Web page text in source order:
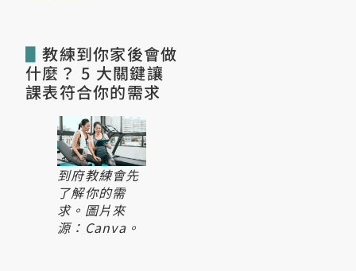
▋教練到你家後會做
什麼？ 5 大關鍵讓
課表符合你的需求
到府教練會先
了解你的需
求。圖片來
源：Canva。